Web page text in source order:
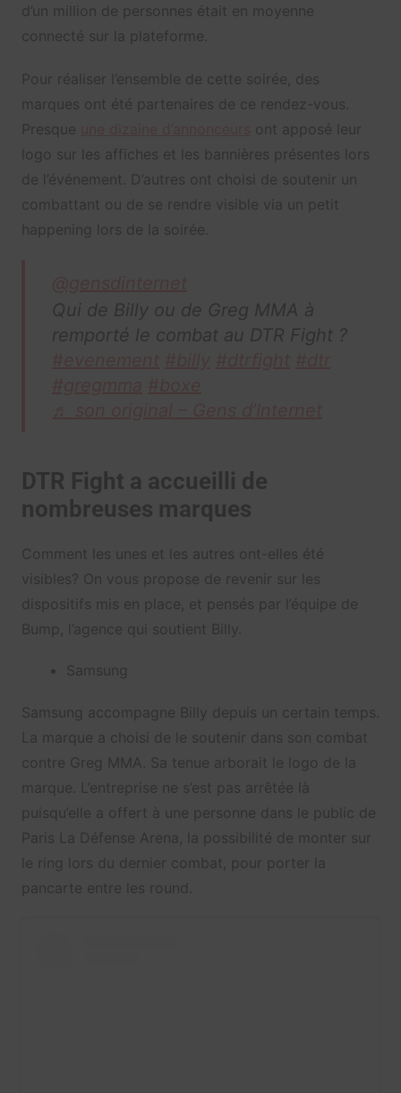
d’un million de personnes était en moyenne
connecté sur la plateforme.
Pour réaliser l’ensemble de cette soirée, des
marques ont été partenaires de ce rendez-vous.
Presque
ont apposé leur
logo sur les affiches et les bannières présentes lors
de l’événement. D’autres ont choisi de soutenir un
combattant ou de se rendre visible via un petit
happening lors de la soirée.
Qui de Billy ou de Greg MMA à
remporté le combat au DTR Fight ?
DTR Fight a accueilli de
nombreuses marques
Comment les unes et les autres ont-elles été
visibles? On vous propose de revenir sur les
dispositifs mis en place, et pensés par l’équipe de
Bump, l’agence qui soutient Billy.
Samsung
Samsung accompagne Billy depuis un certain temps.
La marque a choisi de le soutenir dans son combat
contre Greg MMA. Sa tenue arborait le logo de la
marque. L’entreprise ne s’est pas arrêtée là
puisqu’elle a offert à une personne dans le public de
Paris La Défense Arena, la possibilité de monter sur
le ring lors du dernier combat, pour porter la
pancarte entre les round.